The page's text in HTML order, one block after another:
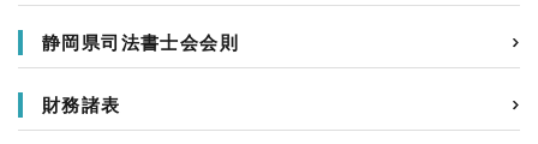
静岡県司法書士会会則
財務諸表